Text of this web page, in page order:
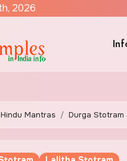
2026
Hindu Mantras Durga Stotram